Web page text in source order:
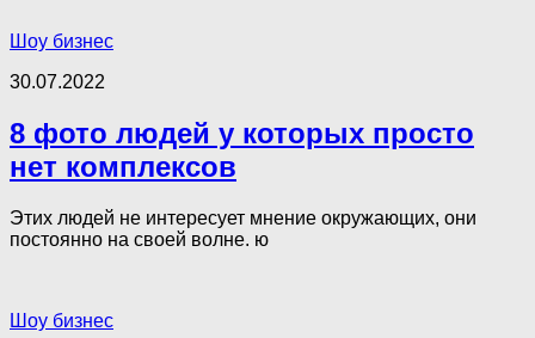
Шоу бизнес
30.07.2022
8 фото людей у которых просто
нет комплексов
Этих людей не интересует мнение окружающих, они
постоянно на своей волне. ю
Шоу бизнес